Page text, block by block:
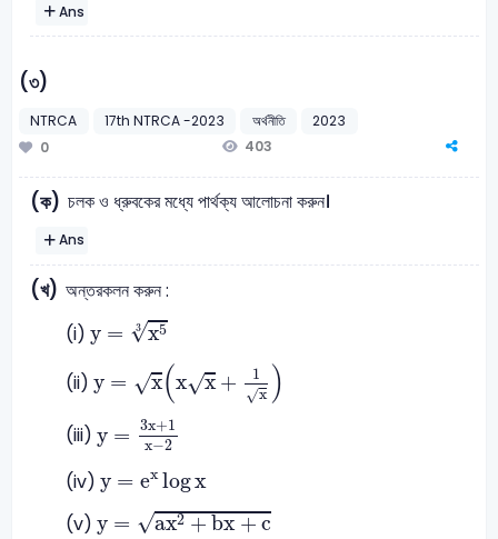
Ans
(৩)
NTRCA 17th NTRCA -2023 অর্থনীতি
2023
0
403
(ক) চলক ও ধ্রুবকের মধ্যে পার্থক্য আলোচনা করুন।
Ans
(খ) অন্তরকলন করুন :
(i) y = 3
√x5
53
(ii) y = √x(x√x +
1
√x )
1x
(iii) y = 3x+1
x−2
x+1x
(iv) y = ex logx
y exlogx
(v) y = √ax2 + bx + c
2+bx+c